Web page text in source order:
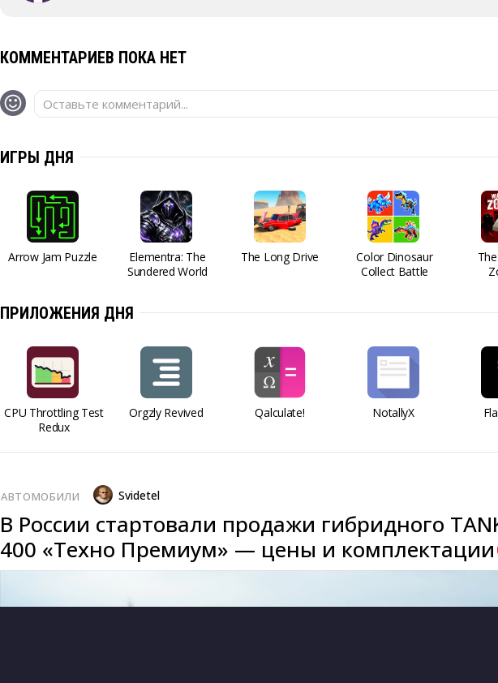
КОММЕНТАРИЕВ ПОКА НЕТ
Оставьте комментарий...
ИГРЫ ДНЯ
Arrow Jam Puzzle
Elementra: The
Sundered World
The Long Drive
Color Dinosaur
Collect Battle
ПРИЛОЖЕНИЯ ДНЯ
CPU Throttling Test
Redux
Orgzly Revived Qalculate! NotallyX
АВТОМОБИЛИ Svidetel
В России стартовали продажи гибридного
400 «Техно Премиум» — цены и комплектации